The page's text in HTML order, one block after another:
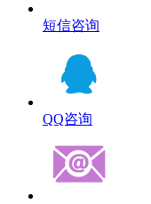
短信咨询
QQ咨询